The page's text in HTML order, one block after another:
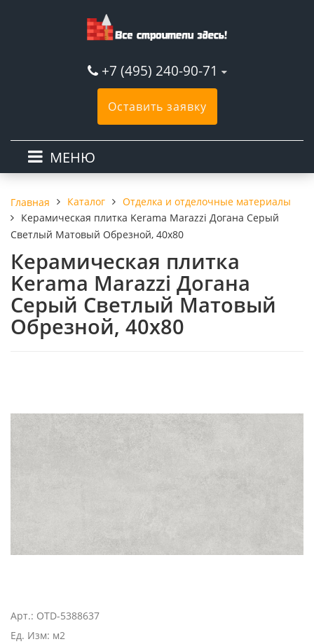
+7 (495) 240-90-71
Оставить заявку
МЕНЮ
Главная Каталог
Отделка и отделочные материалы
Керамическая плитка Kerama Marazzi Догана Серый
Светлый Матовый Обрезной, 40x80
Керамическая плитка
Kerama Marazzi Догана
Серый Светлый Матовый
Обрезной, 40x80
Арт.: OTD-5388637
Ед. Изм: м2